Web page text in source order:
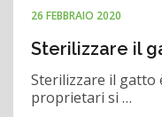
26 FEBBRAIO 2020
Sterilizzare il
Sterilizzare il gatto
proprietari si …